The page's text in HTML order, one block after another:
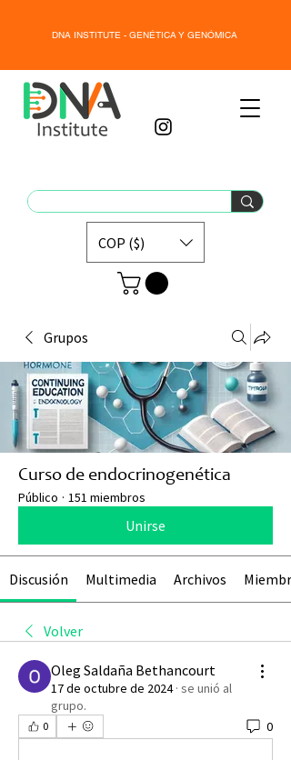
DNA INSTITUTE - GENÉTICA Y GENÓMICA
COP ($)
Grupos
Curso de endocrinogenética
Público · 151 miembros
Unirse
Discusión Multimedia Archivos
Volver
Oleg Saldaña Bethancourt
17 de octubre de 2024· se unió al
grupo.
0 0